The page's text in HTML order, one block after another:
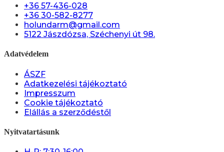
+36 57-436-028
+36 30-582-8277
holundarm@gmail.com
5122 Jászdózsa, Széchenyi út 98.
Adatvédelem
ÁSZF
Adatkezelési tájékoztató
Impresszum
Cookie tájékoztató
Elállás a szerződéstől
Nyitvatartásunk